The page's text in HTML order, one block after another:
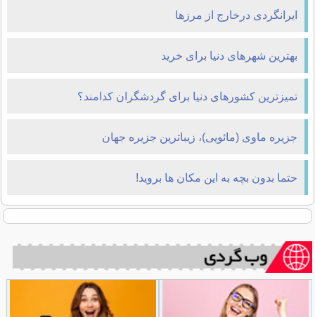
ایرانگردی در‌خارج از مرزها
بهترین شهرهای دنیا برای خرید
تمیزترین کشورهای دنیا برای گردشگران کدامند؟
جزیره ماوی (مائویی)، زیباترین جزیره جهان
حتما بدون بچه به این مکان ها بروید!